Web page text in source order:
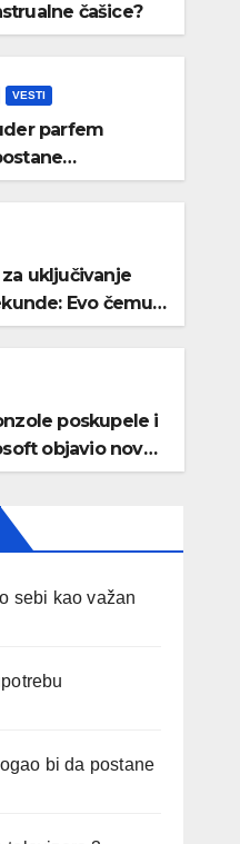
čašice?
VESTI
parfem
jeseni
uključivanje
Evo čemu
da ga
poskupele i
objavio nove
sebi kao važan
bi da postane